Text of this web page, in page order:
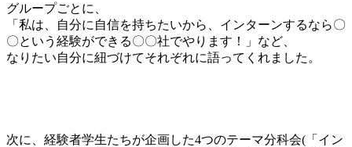
グループごとに、
「私は、自分に自信を持ちたいから、インターンするなら〇
〇という経験ができる〇〇社でやります！」など、
なりたい自分に紐づけてそれぞれに語ってくれました。
次に、経験者学生たちが企画した4つのテーマ分科会(「イン